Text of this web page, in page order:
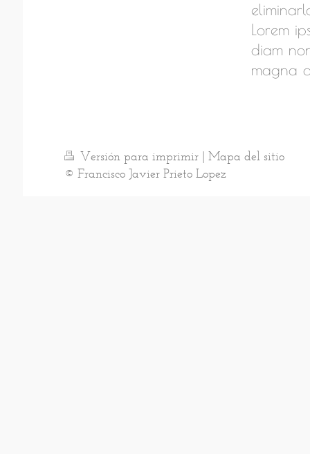
Lorem
diam
magna
Versión para imprimir | Mapa del sitio
© Francisco Javier Prieto Lopez